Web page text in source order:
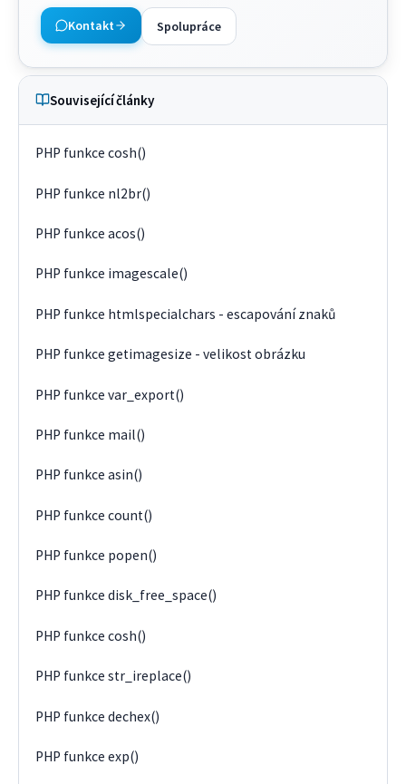
Kontakt Spolupráce
Související články
PHP funkce cosh()
PHP funkce nl2br()
PHP funkce acos()
PHP funkce imagescale()
PHP funkce htmlspecialchars - escapování znaků
PHP funkce getimagesize - velikost obrázku
PHP funkce var_export()
PHP funkce mail()
PHP funkce asin()
PHP funkce count()
PHP funkce popen()
PHP funkce disk_free_space()
PHP funkce cosh()
PHP funkce str_ireplace()
PHP funkce dechex()
PHP funkce exp()